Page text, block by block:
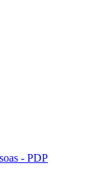
- PDP